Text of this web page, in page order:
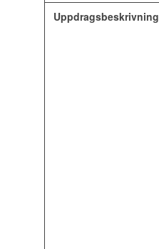
Uppdragsbeskrivning